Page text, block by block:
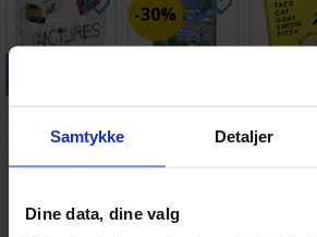
Samtykke Detaljer
Dine data, dine valg
Brettspill -
408,-Ventes inn
30%
149,-
Legg
Cheese